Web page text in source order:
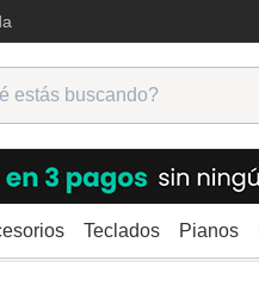
Teclados Pianos
Moog Theremini